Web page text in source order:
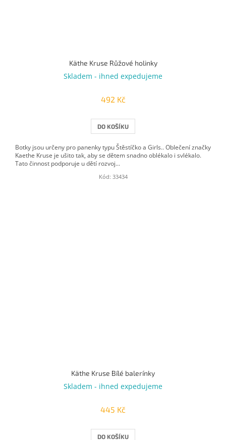
Käthe Kruse Růžové holinky
Skladem - ihned expedujeme
492 Kč
DO KOŠÍKU
Botky jsou určeny pro panenky typu Štěstíčko a Girls.. Oblečení značky
Kaethe Kruse je ušito tak, aby se dětem snadno oblékalo i svlékalo.
Tato činnost podporuje u dětí rozvoj...
Kód: 33434
Käthe Kruse Bílé balerínky
Skladem - ihned expedujeme
445 Kč
DO KOŠÍKU